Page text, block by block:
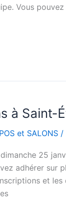
Vous
à Saint-
et SALONS /
25
adhérer sur
et